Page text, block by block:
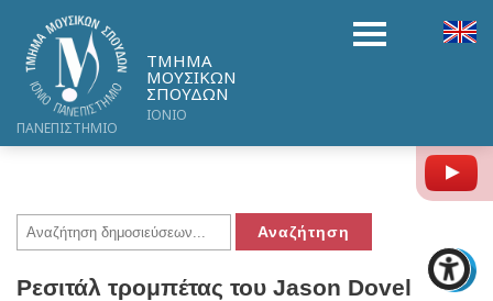
ΤΜΗΜΑ
ΜΟΥΣΙΚΩΝ
ΣΠΟΥΔΩΝ
ΙΟΝΙΟ
ΠΑΝΕΠΙΣΤΗΜΙΟ
Ρεσιτάλ τρομπέτας του Jason Dovel